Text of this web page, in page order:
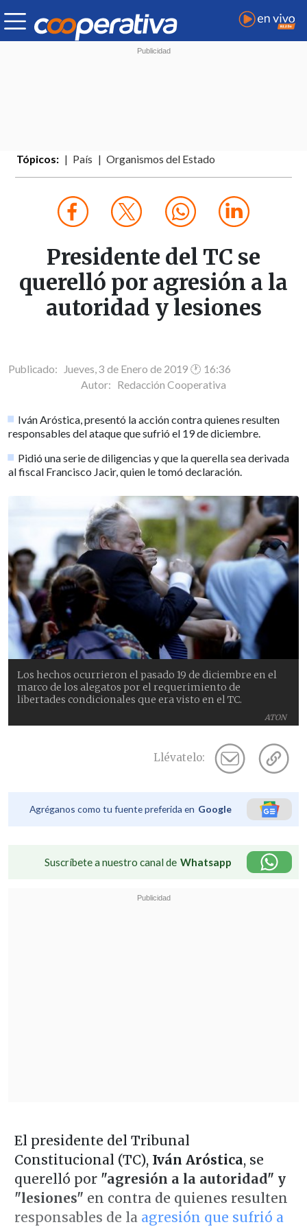
Tópicos: País Organismos del Estado
Presidente del TC se
querelló por agresión a la
autoridad y lesiones
Publicado: Jueves, 3 de Enero de 2019 🕐 16:36
Autor: Redacción Cooperativa
Iván Aróstica, presentó la acción contra quienes resulten
responsables del ataque que sufrió el 19 de diciembre.
Pidió una serie de diligencias y que la querella sea derivada
al fiscal Francisco Jacir, quien le tomó declaración.
ATON
Los hechos ocurrieron el pasado 19 de diciembre en el
marco de los alegatos por el requerimiento de
libertades condicionales que era visto en el TC.
Llévatelo:
Agréganos como tu fuente preferida en Google
Suscríbete a nuestro canal de Whatsapp
El presidente del Tribunal
Constitucional (TC), Iván Aróstica, se
querelló por"agresión a la autoridad" y
"lesiones" en contra de quienes resulten
responsables de la agresión que sufrió a